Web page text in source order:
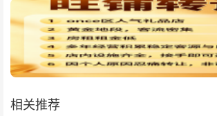
相关推荐